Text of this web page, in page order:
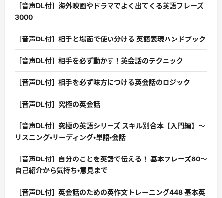
［音声DL付］海外映画やドラマでよく出てくる英語フレーズ
3000
［音声DL付］相手と場面で使い分ける 英語表現ハンドブック
［音声DL付］相手を必ず動かす！英会話のテクニック
［音声DL付］相手を必ず味方につける英会話のロジック
［音声DL付］究極の英会話
［音声DL付］究極の英語シリーズ スキル別合本【入門編】〜
リスニング・リーディング・単語・会話
［音声DL付］自分のことを英語で伝える！ 基本フレーズ80〜
自己紹介から気持ち・意見まで
［音声DL付］英会話のための英作文トレーニング448 基本英